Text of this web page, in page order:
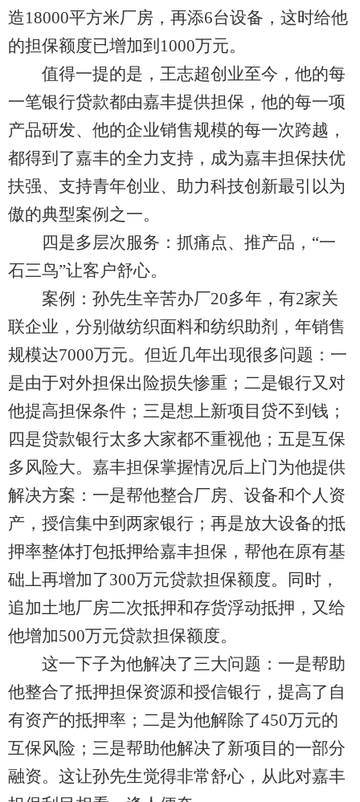
造18000平方米厂房，再添6台设备，这时给他
的担保额度已增加到1000万元。
值得一提的是，王志超创业至今，他的每
一笔银行贷款都由嘉丰提供担保，他的每一项
产品研发、他的企业销售规模的每一次跨越，
都得到了嘉丰的全力支持，成为嘉丰担保扶优
扶强、支持青年创业、助力科技创新最引以为
傲的典型案例之一。
四是多层次服务：抓痛点、推产品，“一
石三鸟”让客户舒心。
案例：孙先生辛苦办厂20多年，有2家关
联企业，分别做纺织面料和纺织助剂，年销售
规模达7000万元。但近几年出现很多问题：一
是由于对外担保出险损失惨重；二是银行又对
他提高担保条件；三是想上新项目贷不到钱；
四是贷款银行太多大家都不重视他；五是互保
多风险大。嘉丰担保掌握情况后上门为他提供
解决方案：一是帮他整合厂房、设备和个人资
产，授信集中到两家银行；再是放大设备的抵
押率整体打包抵押给嘉丰担保，帮他在原有基
础上再增加了300万元贷款担保额度。同时，
追加土地厂房二次抵押和存货浮动抵押，又给
他增加500万元贷款担保额度。
这一下子为他解决了三大问题：一是帮助
他整合了抵押担保资源和授信银行，提高了自
有资产的抵押率；二是为他解除了450万元的
互保风险；三是帮助他解决了新项目的一部分
融资。这让孙先生觉得非常舒心，从此对嘉丰